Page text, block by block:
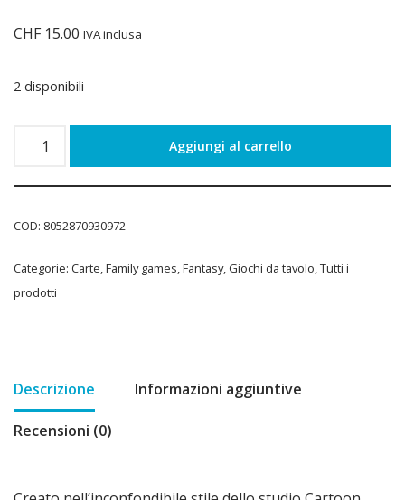
CHF15.00 IVA inclusa
2 disponibili
Aggiungi al carrello
COD: 8052870930972
Categorie: Carte,Family games,Fantasy,Giochi da tavolo,Tutti i
prodotti
Descrizione Informazioni aggiuntive
Recensioni (0)